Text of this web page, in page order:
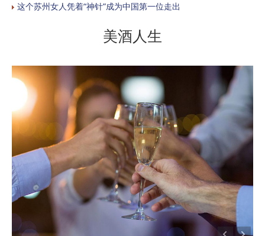
这个苏州女人凭着“神针”成为中国第一位走出
美酒人生